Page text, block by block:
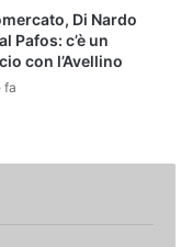
Di Nardo
Pafos: c’è un
con l’Avellino
fa